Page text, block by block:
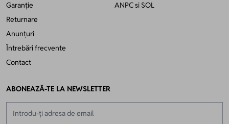
Garanție
Returnare
Anunțuri
Întrebări frecvente
Contact
ANPCsi SOL
ABONEAZĂ-TE LA NEWSLETTER